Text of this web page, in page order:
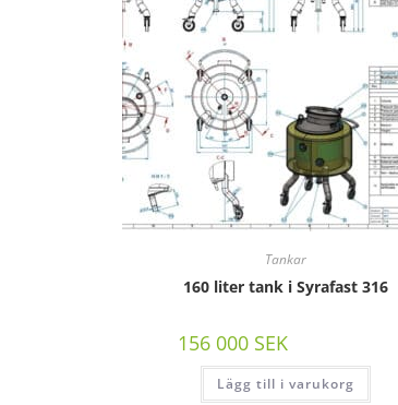
Tankar
160 liter tank i Syrafast 316
156 000 SEK
Lägg till i varukorg